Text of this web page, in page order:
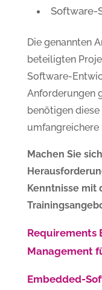
Software-
Die genannten
beteiligten
Software-
Anforderungen
benötigen
umfangreichere
Machen Sie
Kenntnisse mit
Requirements
Management
Embedded-